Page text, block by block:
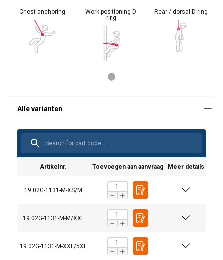
Chest anchoring
Work positioning D-
ring
Rear / dorsal D-ring
Artikelnr. Toevoegen aan aanvraag Meer details
19.02G-1131-M-XS/M
19.02G-1131-M-M/XXL
19.02G-1131-M-XXL/5XL